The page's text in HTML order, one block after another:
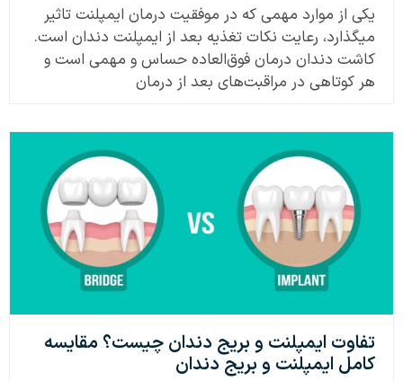
یکی از موارد مهمی که در موفقیت درمان ایمپلنت تاثیر
می‎گذارد، رعایت نکات تغذیه بعد از ایمپلنت دندان است.
کاشت دندان درمان فوق‌العاده حساس و مهمی است و
هر کوتاهی در مراقبت‌های بعد از درمان
تفاوت ایمپلنت و بریج دندان چیست؟ مقایسه
کامل ایمپلنت و بریج دندان